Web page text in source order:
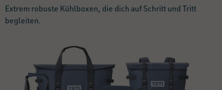
Extrem robuste Kühlboxen, die dich auf Schritt und Tritt
begleiten.